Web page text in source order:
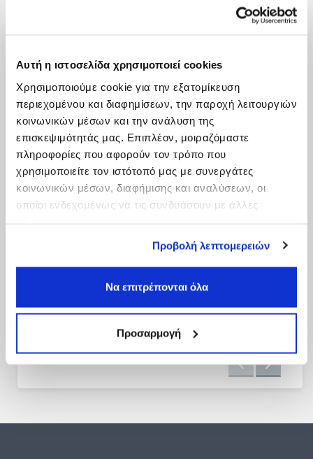
Αυτή η ιστοσελίδα χρησιμοποιεί cookies
Χρησιμοποιούμε cookie για την εξατομίκευση
περιεχομένου και διαφημίσεων, την παροχή λειτουργιών
κοινωνικών μέσων και την ανάλυση της
επισκεψιμότητάς μας. Επιπλέον, μοιραζόμαστε
πληροφορίες που αφορούν τον τρόπο που
χρησιμοποιείτε τον ιστότοπό μας με συνεργάτες
κοινωνικών μέσων, διαφήμισης και αναλύσεων, οι
οποίοι ενδεχομένως να τις συνδυάσουν με άλλες
Προβολή λεπτομερειών
Να επιτρέπονται όλα
Προσαρμογή